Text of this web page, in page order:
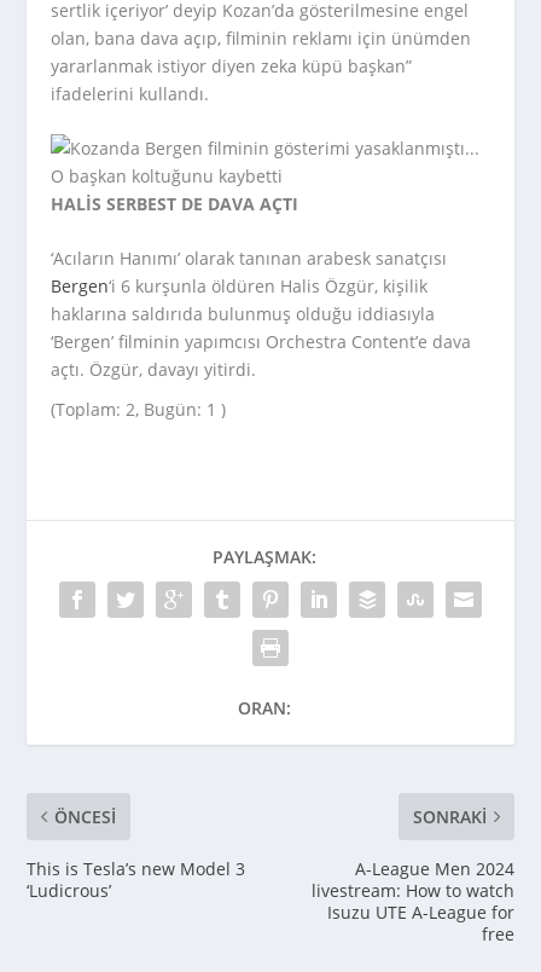
sertlik içeriyor’ deyip Kozan’da gösterilmesine engel
olan, bana dava açıp, filminin reklamı için ünümden
yararlanmak istiyor diyen zeka küpü başkan”
ifadelerini kullandı.
HALİS SERBEST DE DAVA AÇTI
‘Acıların Hanımı’ olarak tanınan arabesk sanatçısı
Bergen‘i 6 kurşunla öldüren Halis Özgür, kişilik
haklarına saldırıda bulunmuş olduğu iddiasıyla
‘Bergen’ filminin yapımcısı Orchestra Content’e dava
açtı. Özgür, davayı yitirdi.
(Toplam: 2, Bugün: 1 )
PAYLAŞMAK:
ORAN:
ÖNCESI
This is Tesla’s new Model 3
‘Ludicrous’
SONRAKI
A-League Men 2024
livestream: How to watch
Isuzu UTE A-League for
free